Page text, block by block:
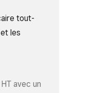
tout-
les
avec un